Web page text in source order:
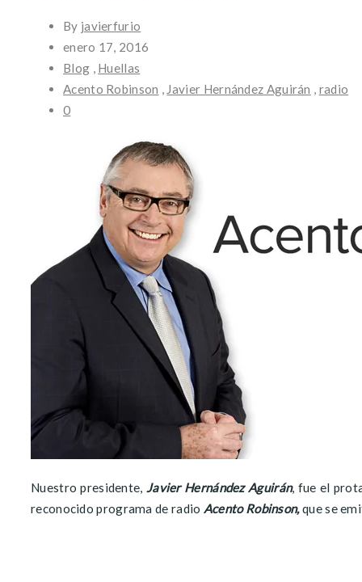
By javierfurio
enero 17, 2016
Blog
Huellas
Acento Robinson
Javier Hernández Aguirán
radio
0
Nuestro presidente, Javier Hernández Aguirán, fue el
reconocido programa de radio Acento Robinson,que se